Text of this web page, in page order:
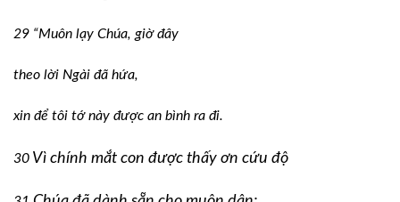
29 “Muôn lạy Chúa, giờ đây
theo lời Ngài đã hứa,
xin để tôi tớ này được an bình ra đi.
30 Vì chính mắt con được thấy ơn cứu độ